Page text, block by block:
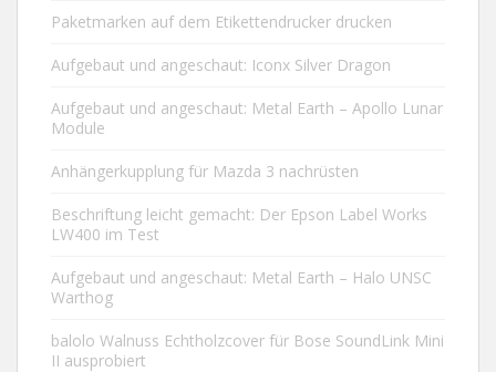
Paketmarken auf dem Etikettendrucker drucken
Aufgebaut und angeschaut: Iconx Silver Dragon
Aufgebaut und angeschaut: Metal Earth – Apollo Lunar
Module
Anhängerkupplung für Mazda 3 nachrüsten
Beschriftung leicht gemacht: Der Epson Label Works
LW400 im Test
Aufgebaut und angeschaut: Metal Earth – Halo UNSC
Warthog
balolo Walnuss Echtholzcover für Bose SoundLink Mini
II ausprobiert